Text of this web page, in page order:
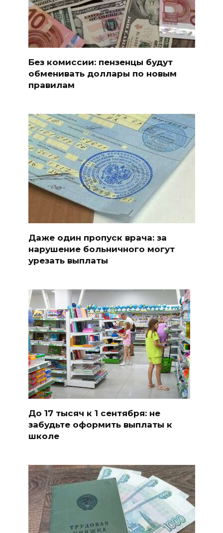
Без комиссии: пензенцы будут
обменивать доллары по новым
правилам
Даже один пропуск врача: за
нарушение больничного могут
урезать выплаты
До 17 тысяч к 1 сентября: не
забудьте оформить выплаты к
школе